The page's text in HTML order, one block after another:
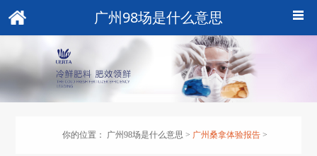
广州98场是什么意思
你的位置： 广州98场是什么意思 > 广州桑拿体验报告 >